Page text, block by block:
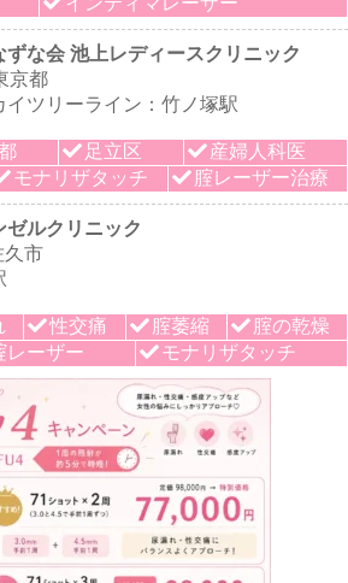
ずな会 池上レディースクリニック
京都
イツリーライン：竹ノ塚駅
足立区
産婦人科医
モナリザタッチ 腟レーザー治療
ゼルクリニック
久市
性交痛 腟萎縮
腟の乾燥
レーザー モナリザタッチ